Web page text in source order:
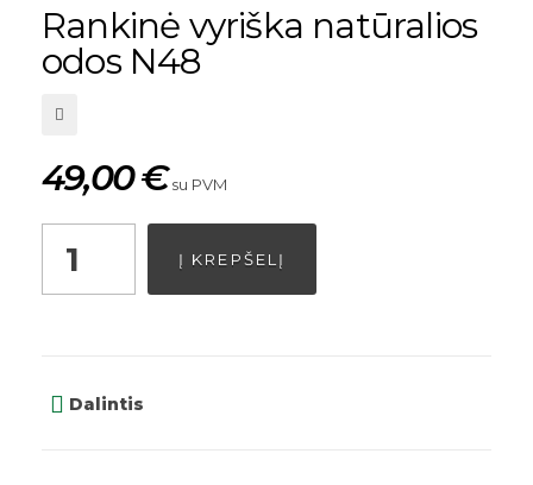
Rankinė vyriška natūralios
odos N48
49,00€ su PVM
Į KREPŠELĮ
Dalintis